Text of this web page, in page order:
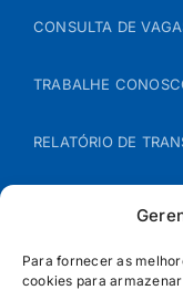
Para fornecer as
cookies para
CONSULTA DE
TRABALHE
RELATÓRIO DE
POLÍTICA DE